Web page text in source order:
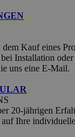
Kauf eines
Installation
uns eine E-Mail.
20-jährigen
Ihre